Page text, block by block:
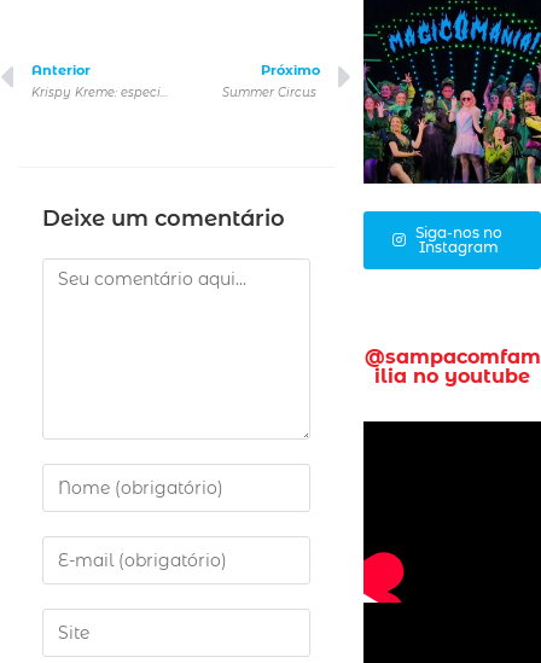
Anterior Próximo
Summer Circus
Deixe um comentário
Siga-nos no
Instagram
@sampacomfam
ilia no youtube